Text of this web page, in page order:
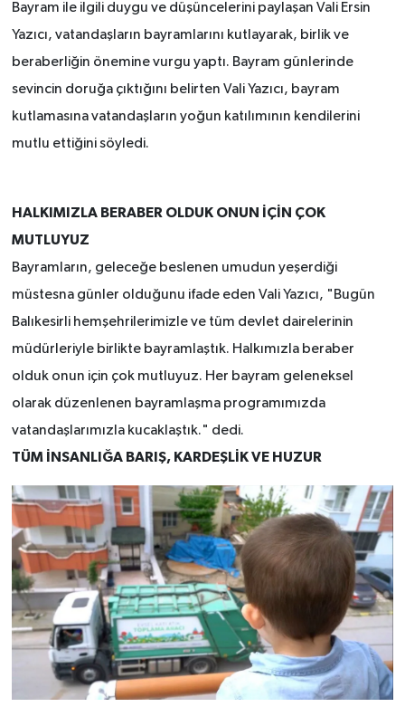
Bayram ile ilgili duygu ve düşüncelerini paylaşan Vali Ersin
Yazıcı, vatandaşların bayramlarını kutlayarak, birlik ve
beraberliğin önemine vurgu yaptı. Bayram günlerinde
sevincin doruğa çıktığını belirten Vali Yazıcı, bayram
kutlamasına vatandaşların yoğun katılımının kendilerini
mutlu ettiğini söyledi.
HALKIMIZLA BERABER OLDUK ONUN İÇİN ÇOK
MUTLUYUZ
Bayramların, geleceğe beslenen umudun yeşerdiği
müstesna günler olduğunu ifade eden Vali Yazıcı, "Bugün
Balıkesirli hemşehrilerimizle ve tüm devlet dairelerinin
müdürleriyle birlikte bayramlaştık. Halkımızla beraber
olduk onun için çok mutluyuz. Her bayram geleneksel
olarak düzenlenen bayramlaşma programımızda
vatandaşlarımızla kucaklaştık." dedi.
TÜM İNSANLIĞA BARIŞ, KARDEŞLİK VE HUZUR